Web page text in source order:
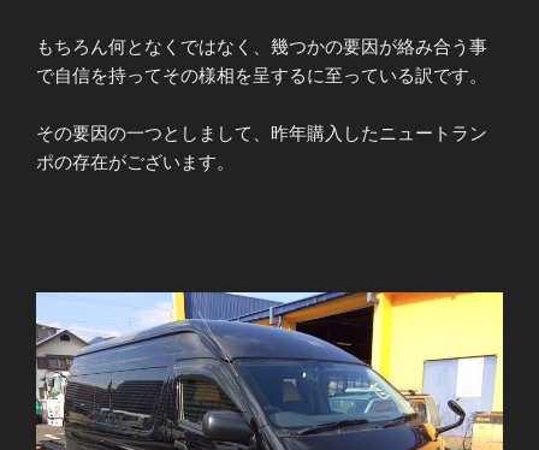
もちろん何となくではなく、幾つかの要因が絡み合う事
で自信を持ってその様相を呈するに至っている訳です。
その要因の一つとしまして、昨年購入したニュートラン
ポの存在がございます。